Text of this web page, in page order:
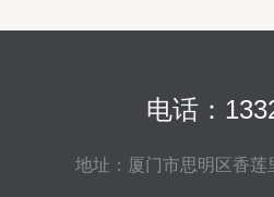
电话：
地址：厦门市思明区香莲